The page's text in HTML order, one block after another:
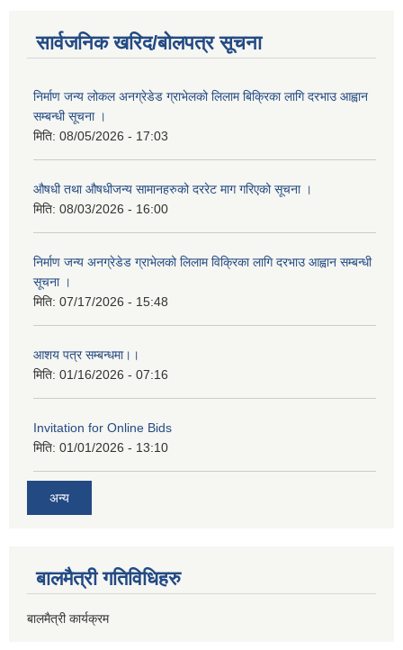
सार्वजनिक खरिद/बोलपत्र सूचना
निर्माण जन्य लोकल अनग्रेडेड ग्राभेलको लिलाम बिक्रिका लागि दरभाउ आह्वान
सम्बन्धी सूचना ।
मिति: 08/05/2026 - 17:03
औषधी तथा औषधीजन्य सामानहरुको दररेट माग गरिएको सूचना ।
मिति: 08/03/2026 - 16:00
निर्माण जन्य अनग्रेडेड ग्राभेलको लिलाम विक्रिका लागि दरभाउ आह्वान सम्बन्धी
सूचना ।
मिति: 07/17/2026 - 15:48
आशय पत्र सम्बन्धमा।।
मिति: 01/16/2026 - 07:16
Invitation for Online Bids
मिति: 01/01/2026 - 13:10
अन्य
बालमैत्री गतिविधिहरु
बालमैत्री कार्यक्रम